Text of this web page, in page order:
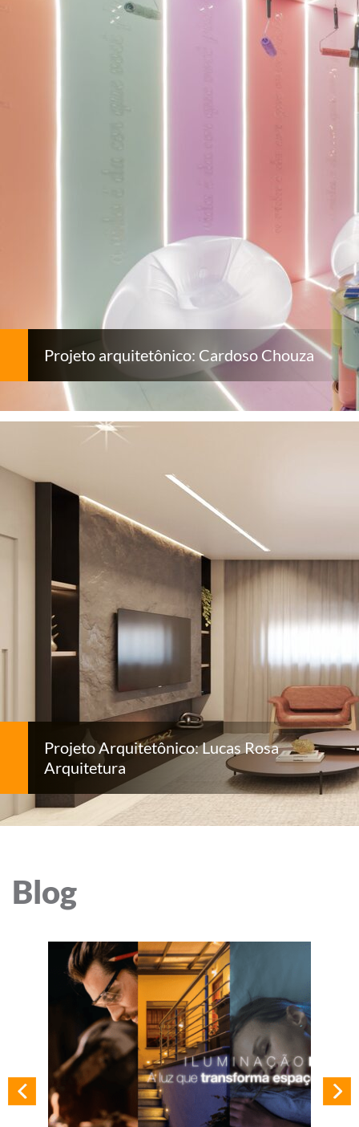
Projeto arquitetônico: Cardoso Chouza
Projeto Arquitetônico: Lucas Rosa
Arquitetura
Blog